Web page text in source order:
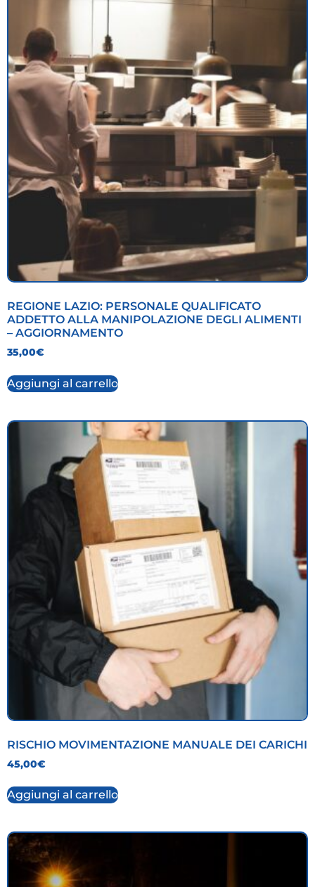
REGIONE LAZIO: PERSONALE QUALIFICATO
ADDETTO ALLA MANIPOLAZIONE DEGLI ALIMENTI
– AGGIORNAMENTO
35,00€
Aggiungi al carrello
RISCHIO MOVIMENTAZIONE MANUALE DEI CARICHI
45,00€
Aggiungi al carrello